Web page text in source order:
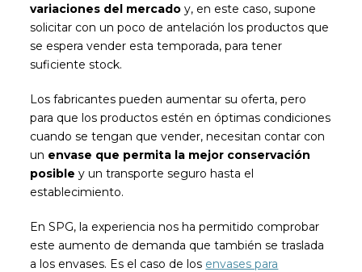
variaciones del mercado y, en este caso, supone
solicitar con un poco de antelación los productos que
se espera vender esta temporada, para tener
suficiente stock.
Los fabricantes pueden aumentar su oferta, pero
para que los productos estén en óptimas condiciones
cuando se tengan que vender, necesitan contar con
un envase que permita la mejor conservación
posible y un transporte seguro hasta el
establecimiento.
En SPG, la experiencia nos ha permitido comprobar
este aumento de demanda que también se traslada
a los envases. Es el caso de los envases para